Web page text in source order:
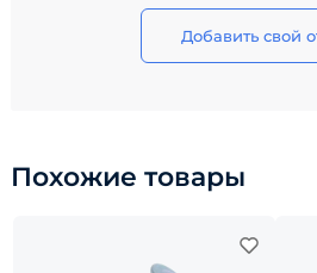
Добавить свой
Похожие товары